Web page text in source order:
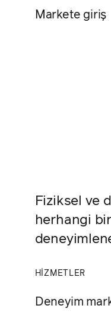
Markete giriş
Fiziksel ve
herhangi
HİZMETLER
Deneyim